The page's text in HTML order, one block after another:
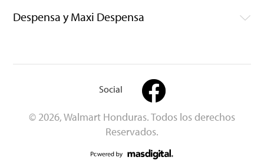
Despensa y Maxi Despensa
Social
© 2026, Walmart Honduras. Todos los derechos
Reservados.